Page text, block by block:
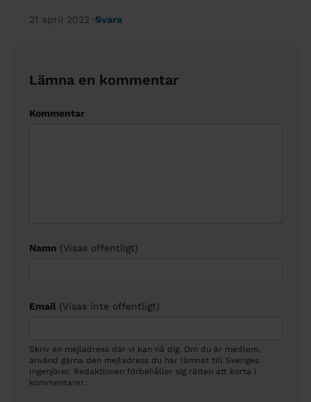
21 april 2022 Svara
Lämna en kommentar
Kommentar
Namn (Visas offentligt)
Email (Visas inte offentligt)
Skriv en mejladress där vi kan nå dig. Om du är medlem,
använd gärna den mejladress du har lämnat till Sveriges
Ingenjörer. Redaktionen förbehåller sig rätten att korta i
kommentarer.